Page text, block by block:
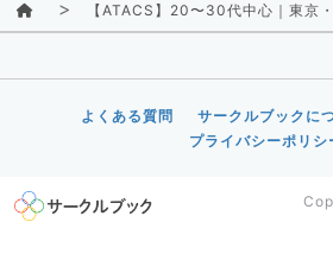
【ATACS】20〜30代中心｜東京
よくある質問 サークルブックに
プライバシーポリシ